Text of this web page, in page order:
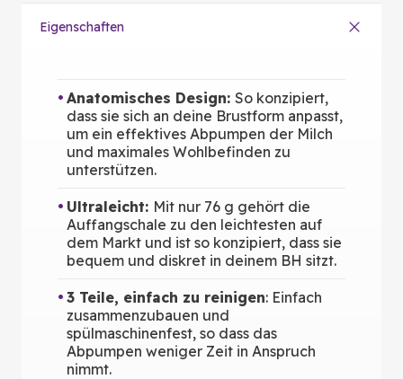
Eigenschaften
Anatomisches Design: So konzipiert,
dass sie sich an deine Brustform anpasst,
um ein effektives Abpumpen der Milch
und maximales Wohlbefinden zu
unterstützen.
Ultraleicht: Mit nur 76 g gehört die
Auffangschale zu den leichtesten auf
dem Markt und ist so konzipiert, dass sie
bequem und diskret in deinem BH sitzt.
3 Teile, einfach zu reinigen: Einfach
zusammenzubauen und
spülmaschinenfest, so dass das
Abpumpen weniger Zeit in Anspruch
nimmt.